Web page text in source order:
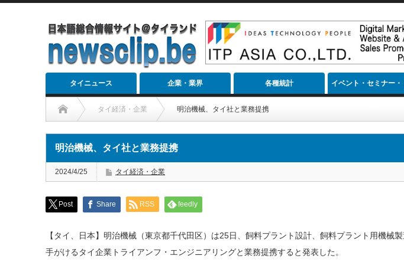
タイニュース 企業・業界 各種統計 イベント・セミナー・
タイ経済・企業 明治機械、タイ社と業務提携
明治機械、タイ社と業務提携
2024/4/25 タイ経済・企業
Post Share RSS feedly
【タイ、日本】明治機械（東京都千代田区）は25日、飼料プラント設計、飼料プラント用機械
手がけるタイ企業トライアンフ・エンジニアリングと業務提携すると発表した。